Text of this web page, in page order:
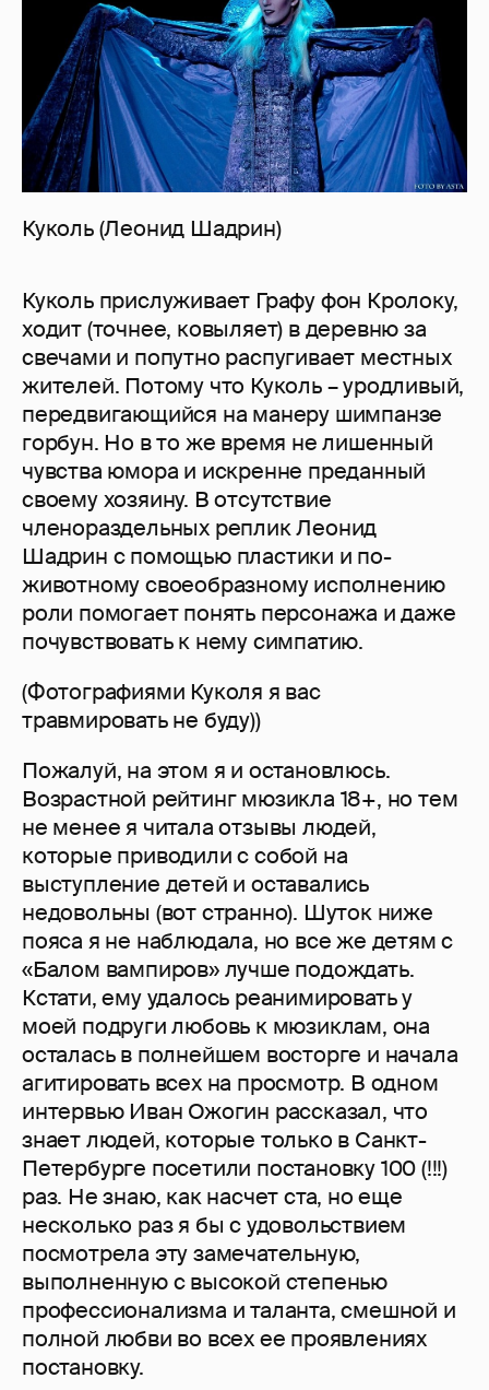
Куколь (Леонид Шадрин)
Куколь прислуживает Графу фон Кролоку,
ходит (точнее, ковыляет) в деревню за
свечами и попутно распугивает местных
жителей. Потому что Куколь – уродливый,
передвигающийся на манеру шимпанзе
горбун. Но в то же время не лишенный
чувства юмора и искренне преданный
своему хозяину. В отсутствие
членораздельных реплик Леонид
Шадрин с помощью пластики и по-
животному своеобразному исполнению
роли помогает понять персонажа и даже
почувствовать к нему симпатию.
(Фотографиями Куколя я вас
травмировать не буду))
Пожалуй, на этом я и остановлюсь.
Возрастной рейтинг мюзикла 18+, но тем
не менее я читала отзывы людей,
которые приводили с собой на
выступление детей и оставались
недовольны (вот странно). Шуток ниже
пояса я не наблюдала, но все же детям с
«Балом вампиров» лучше подождать.
Кстати, ему удалось реанимировать у
моей подруги любовь к мюзиклам, она
осталась в полнейшем восторге и начала
агитировать всех на просмотр. В одном
интервью Иван Ожогин рассказал, что
знает людей, которые только в Санкт-
Петербурге посетили постановку 100 (!!!)
раз. Не знаю, как насчет ста, но еще
несколько раз я бы с удовольствием
посмотрела эту замечательную,
выполненную с высокой степенью
профессионализма и таланта, смешной и
полной любви во всех ее проявлениях
постановку.